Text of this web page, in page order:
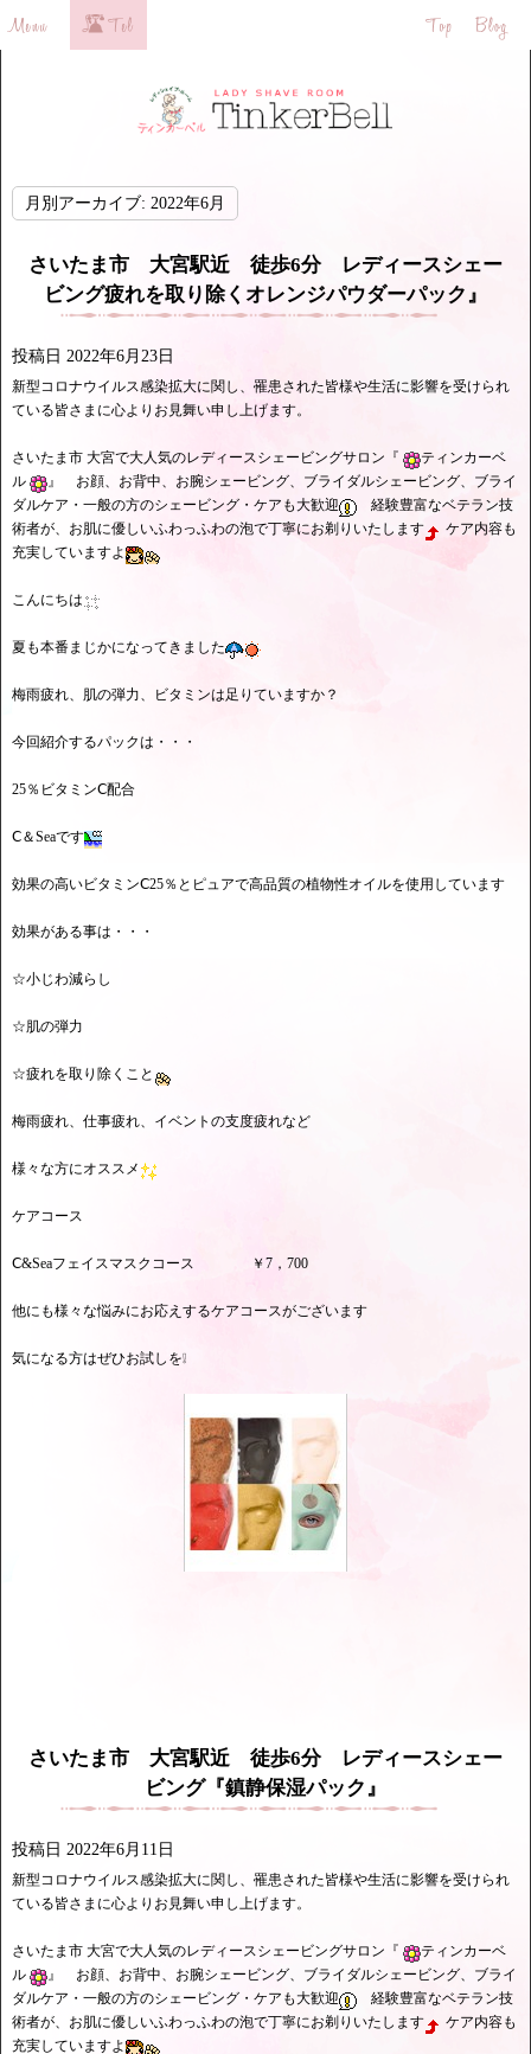
月別アーカイブ: 2022年6月
さいたま市 大宮駅近 徒歩6分 レディースシェー
ビング疲れを取り除くオレンジパウダーパック』
投稿日 2022年6月23日
新型コロナウイルス感染拡大に関し、罹患された皆様や生活に影響を受けられ
ている皆さまに心よりお見舞い申し上げます。
さいたま市 大宮で大人気のレディースシェービングサロン『
ティンカーベ
ル
』 お顔、お背中、お腕シェービング、ブライダルシェービング、ブライ
ダルケア・一般の方のシェービング・ケアも大歓迎
経験豊富なベテラン技
術者が、お肌に優しいふわっふわの泡で丁寧にお剃りいたします
ケア内容も
充実していますよ
こんにちは
夏も本番まじかになってきました
梅雨疲れ、肌の弾力、ビタミンは足りていますか？
今回紹介するパックは・・・
25％ビタミンⅭ配合
Ⅽ＆Seaです
効果の高いビタミンⅭ25％とピュアで高品質の植物性オイルを使用しています
効果がある事は・・・
☆小じわ減らし
☆肌の弾力
☆疲れを取り除くこと
梅雨疲れ、仕事疲れ、イベントの支度疲れなど
様々な方にオススメ
ケアコース
Ⅽ&Seaフェイスマスクコース ￥7，700
他にも様々な悩みにお応えするケアコースがございます
気になる方はぜひお試しを❕
さいたま市 大宮駅近 徒歩6分 レディースシェー
ビング『鎮静保湿パック』
投稿日 2022年6月11日
新型コロナウイルス感染拡大に関し、罹患された皆様や生活に影響を受けられ
ている皆さまに心よりお見舞い申し上げます。
さいたま市 大宮で大人気のレディースシェービングサロン『
ティンカーベ
ル
』 お顔、お背中、お腕シェービング、ブライダルシェービング、ブライ
ダルケア・一般の方のシェービング・ケアも大歓迎
経験豊富なベテラン技
術者が、お肌に優しいふわっふわの泡で丁寧にお剃りいたします
ケア内容も
充実していますよ